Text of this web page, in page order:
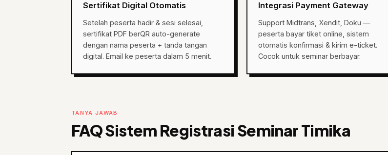
Sertifikat Digital Otomatis
Setelah peserta hadir & sesi selesai,
sertifikat PDF berQR auto-generate
dengan nama peserta + tanda tangan
digital. Email ke peserta dalam 5 menit.
Integrasi Payment Gateway
Support Midtrans, Xendit, Doku —
peserta bayar tiket online, sistem
otomatis konfirmasi & kirim e-ticket.
Cocok untuk seminar berbayar.
TANYA JAWAB
FAQ Sistem Registrasi Seminar Timika